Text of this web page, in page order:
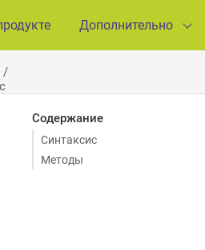
Дополнительно
Содержание
Синтаксис
Методы